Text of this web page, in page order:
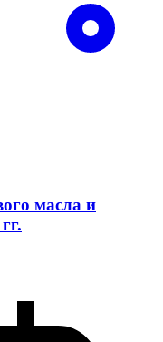
масла и